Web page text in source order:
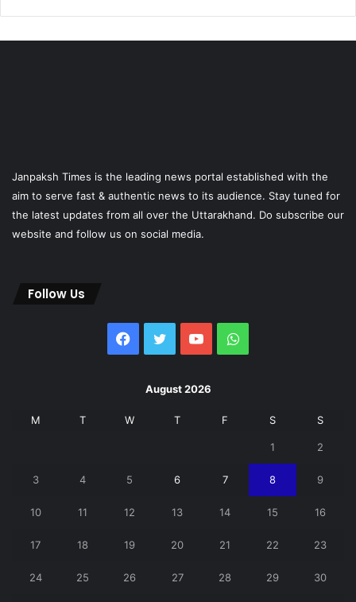
Janpaksh Times is the leading news portal established with the
aim to serve fast & authentic news to its audience. Stay tuned for
the latest updates from all over the Uttarakhand. Do subscribe our
website and follow us on social media.
Follow Us
Facebook
Twitter YouTubeWhatsApp
August 2026
M T W T F S S
1 2
3 4 5 6 7 8 9
10 11 12 13 14 15 16
17 18 19 20 21 22 23
24 25 26 27 28 29 30